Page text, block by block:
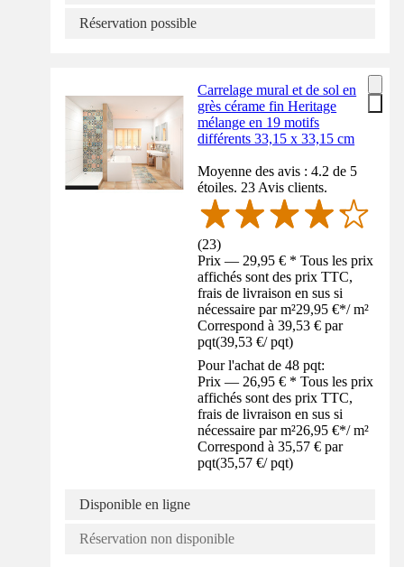
Réservation possible
Carrelage mural et de sol en
grès cérame fin Heritage
mélange en 19 motifs
différents 33,15 x 33,15 cm
Moyenne des avis : 4.2 de 5
étoiles. 23 Avis clients.
(23)
Prix — 29,95 € * Tous les prix
affichés sont des prix TTC,
frais de livraison en sus si
nécessaire par m²29,95 €*/ m²
Correspond à 39,53 € par
pqt(39,53 €/ pqt)
Pour l'achat de 48 pqt:
Prix — 26,95 € * Tous les prix
affichés sont des prix TTC,
frais de livraison en sus si
nécessaire par m²26,95 €*/ m²
Correspond à 35,57 € par
pqt(35,57 €/ pqt)
Disponible en ligne
Réservation non disponible